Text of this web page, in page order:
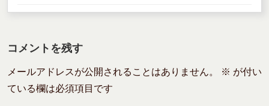
コメントを残す
メールアドレスが公開されることはありません。 ※ が付い
ている欄は必須項目です